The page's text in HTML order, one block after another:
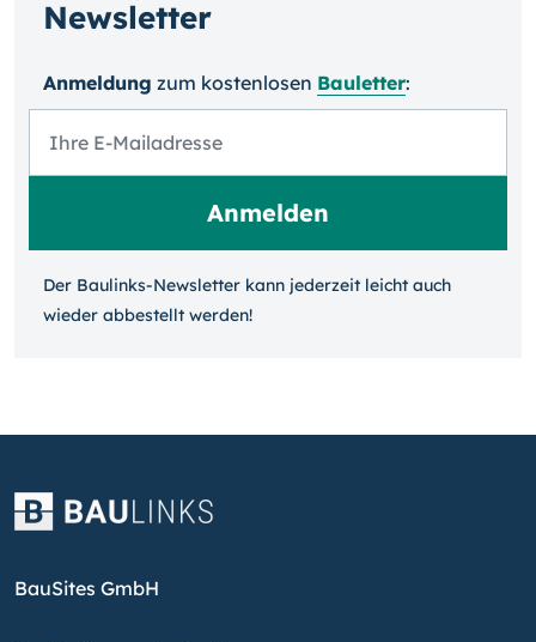
Newsletter
Anmeldung zum kosten­losen Bauletter:
Der Baulinks-Newsletter kann jeder­zeit leicht auch
wieder ab­bestellt werden!
BauSites GmbH